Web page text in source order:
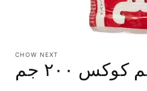
CHOW NEXT
٢٠٠ جم